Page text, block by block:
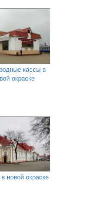
кассы в
окраске
новой окраске